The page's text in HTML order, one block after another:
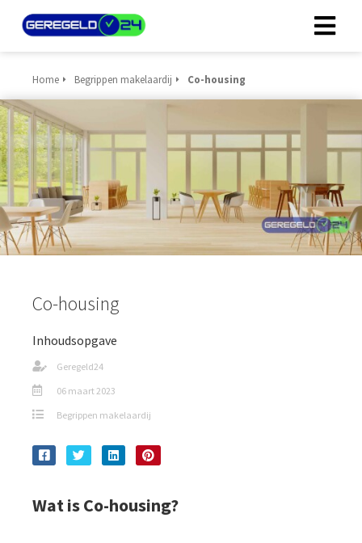
Home Begrippen makelaardij Co-housing
Co-housing
Inhoudsopgave
Geregeld24
06 maart 2023
Begrippen makelaardij
Wat is Co-housing?